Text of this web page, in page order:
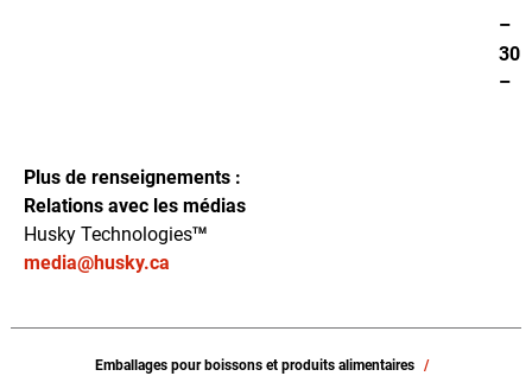
–
30
–
Plus de renseignements :
Relations avec les médias
Husky TechnologiesTM
media@husky.ca
Emballages pour boissons et produits alimentaires